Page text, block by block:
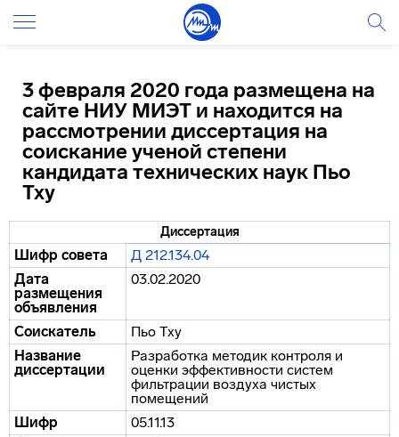
3 февраля 2020 года размещена на
сайте НИУ МИЭТ и находится на
рассмотрении диссертация на
соискание ученой степени
кандидата технических наук Пьо
Тху
Диссертация
Шифр совета
Д 212.134.04
Дата
размещения
объявления
03.02.2020
Соискатель
Пьо Тху
Название
диссертации
Разработка методик контроля и
оценки эффективности систем
фильтрации воздуха чистых
помещений
Шифр
05.11.13